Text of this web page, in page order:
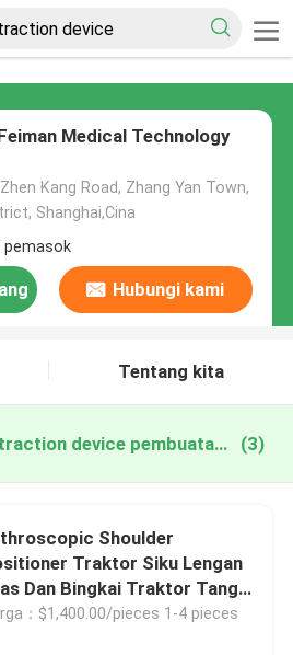
Medical Technology
Kang Road, Zhang Yan Town,
Shanghai,Cina
pemasok
Hubungi kami
Tentang kita
ss304 shoulder traction device pembuatan online (3)
Shoulder
Traktor Siku Lengan
Dan Bingkai Traktor Tangan
Tangan
：$1,400.00/pieces 1-4 pieces